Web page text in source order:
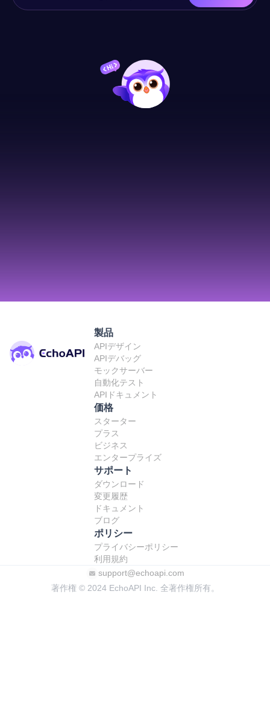
製品
APIデザイン
APIデバッグ
モックサーバー
自動化テスト
APIドキュメント
価格
スターター
プラス
ビジネス
エンタープライズ
サポート
ダウンロード
変更履歴
ドキュメント
ブログ
ポリシー
プライバシーポリシー
利用規約
support@echoapi.com
著作権 © 2024 EchoAPI Inc. 全著作権所有。